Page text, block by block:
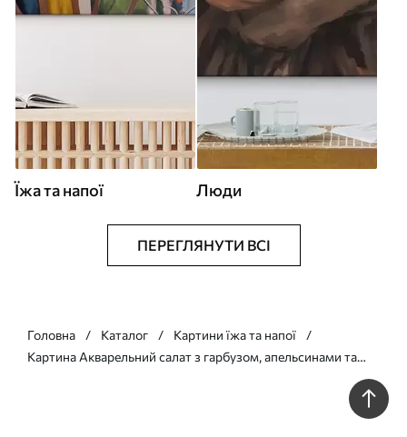
Їжа та напої Люди
ПЕРЕГЛЯНУТИ ВСІ
Головна Каталог
Картини їжа та напої
Картина Акварельний салат з гарбузом, апельсинами та